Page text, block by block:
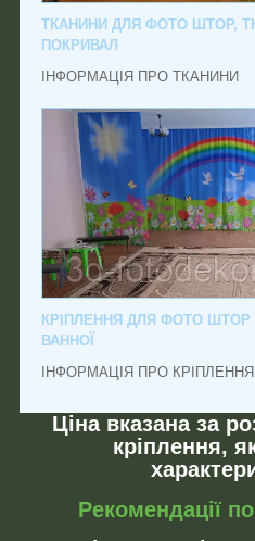
ТКАНИНИ ДЛЯ ФОТО ШТОР,
ПОКРИВАЛ
ІНФОРМАЦІЯ ПРО ТКАНИНИ
КРІПЛЕННЯ ДЛЯ ФОТО
ВАННОЇ
ІНФОРМАЦІЯ ПРО КРІПЛЕННЯ
Ціна вказана за
кріплення,
Рекомендації